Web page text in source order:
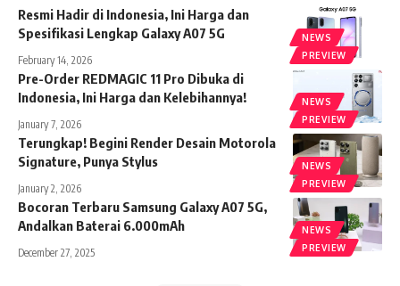
NEWS
PREVIEW
Resmi Hadir di Indonesia, Ini Harga dan
Spesifikasi Lengkap Galaxy A07 5G
February 14, 2026
NEWS
PREVIEW
Pre-Order REDMAGIC 11 Pro Dibuka di
Indonesia, Ini Harga dan Kelebihannya!
January 7, 2026
NEWS
PREVIEW
Terungkap! Begini Render Desain Motorola
Signature, Punya Stylus
January 2, 2026
NEWS
PREVIEW
Bocoran Terbaru Samsung Galaxy A07 5G,
Andalkan Baterai 6.000mAh
December 27, 2025